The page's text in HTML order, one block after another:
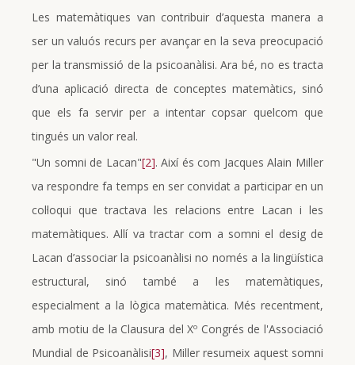
Les matemàtiques van contribuir d’aquesta manera a
ser un valuós recurs per avançar en la seva preocupació
per la transmissió de la psicoanàlisi. Ara bé, no es tracta
d’una aplicació directa de conceptes matemàtics, sinó
que els fa servir per a intentar copsar quelcom que
tingués un valor real.
"Un somni de Lacan"[2]. Així és com Jacques Alain Miller
va respondre fa temps en ser convidat a participar en un
col·loqui que tractava les relacions entre Lacan i les
matemàtiques. Allí va tractar com a somni el desig de
Lacan d’associar la psicoanàlisi no només a la lingüística
estructural, sinó també a les matemàtiques,
especialment a la lògica matemàtica. Més recentment,
amb motiu de la Clausura del Xº Congrés de l'Associació
Mundial de Psicoanàlisi[3], Miller resumeix aquest somni